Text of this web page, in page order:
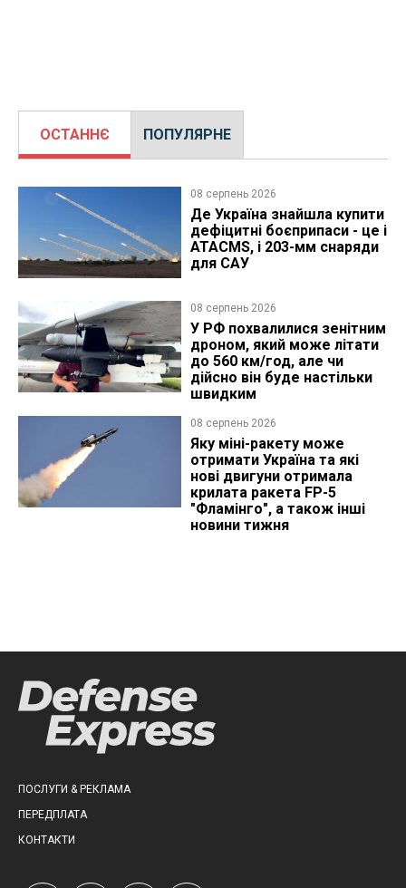
ОСТАННЄ ПОПУЛЯРНЕ
08 серпень 2026
Де Україна знайшла купити
дефіцитні боєприпаси - це і
ATACMS, і 203-мм снаряди
для САУ
08 серпень 2026
У РФ похвалилися зенітним
дроном, який може літати
до 560 км/год, але чи
дійсно він буде настільки
швидким
08 серпень 2026
Яку міні-ракету може
отримати Україна та які
нові двигуни отримала
крилата ракета FP-5
"Фламінго", а також інші
новини тижня
ПОСЛУГИ & РЕКЛАМА
ПЕРЕДПЛАТА
КОНТАКТИ